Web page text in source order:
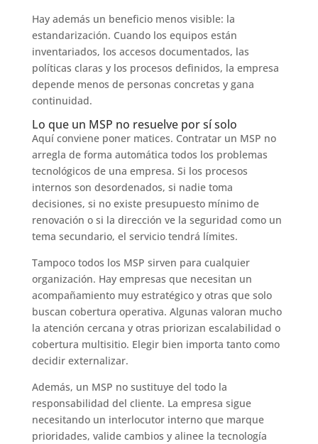
Hay además un beneficio menos visible: la
estandarización. Cuando los equipos están
inventariados, los accesos documentados, las
políticas claras y los procesos definidos, la empresa
depende menos de personas concretas y gana
continuidad.
Lo que un MSP no resuelve por sí solo
Aquí conviene poner matices. Contratar un MSP no
arregla de forma automática todos los problemas
tecnológicos de una empresa. Si los procesos
internos son desordenados, si nadie toma
decisiones, si no existe presupuesto mínimo de
renovación o si la dirección ve la seguridad como un
tema secundario, el servicio tendrá límites.
Tampoco todos los MSP sirven para cualquier
organización. Hay empresas que necesitan un
acompañamiento muy estratégico y otras que solo
buscan cobertura operativa. Algunas valoran mucho
la atención cercana y otras priorizan escalabilidad o
cobertura multisitio. Elegir bien importa tanto como
decidir externalizar.
Además, un MSP no sustituye del todo la
responsabilidad del cliente. La empresa sigue
necesitando un interlocutor interno que marque
prioridades, valide cambios y alinee la tecnología